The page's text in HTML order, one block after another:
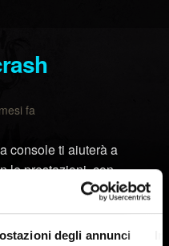
degli annunci
fa
console ti aiuterà a
le prestazioni, con
Così facendo, non
di gioco.